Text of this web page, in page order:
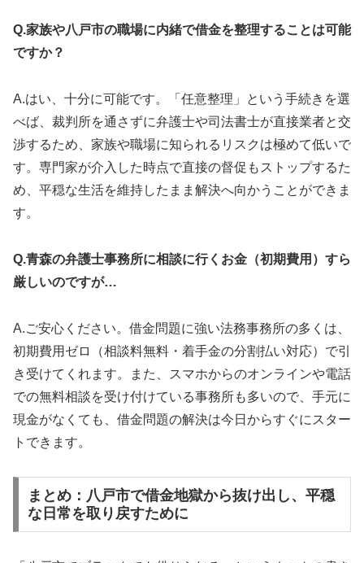
Q.家族や八戸市の職場に内緒で借金を整理することは可能
ですか？
A.はい、十分に可能です。「任意整理」という手続きを選
べば、裁判所を通さずに弁護士や司法書士が直接業者と交
渉するため、家族や職場に知られるリスクは極めて低いで
す。専門家が介入した時点で直接の督促もストップするた
め、平穏な生活を維持したまま解決へ向かうことができま
す。
Q.青森の弁護士事務所に相談に行くお金（初期費用）すら
厳しいのですが…
A.ご安心ください。借金問題に強い法務事務所の多くは、
初期費用ゼロ（相談料無料・着手金の分割払い対応）で引
き受けてくれます。また、スマホからのオンラインや電話
での無料相談を受け付けている事務所も多いので、手元に
現金がなくても、借金問題の解決は今日からすぐにスター
トできます。
まとめ：八戸市で借金地獄から抜け出し、平穏
な日常を取り戻すために